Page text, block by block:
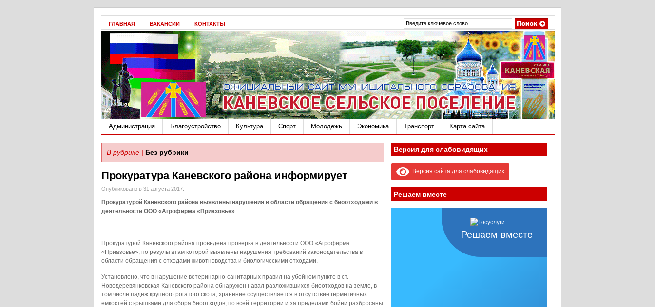
ГЛАВНАЯ ВАКАНСИИ КОНТАКТЫ
Администрация Благоустройство Культура Спорт Молодежь Экономика Транспорт Карта сайта
В рубрике | Без рубрики
Прокуратура Каневского района информирует
Опубликовано в 31 августа 2017.
Прокуратурой Каневского района выявлены нарушения в области обращения с биоотходами в
деятельности ООО «Агрофирма «Приазовье»
Прокуратурой Каневского района проведена проверка в деятельности ООО «Агрофирма
«Приазовье», по результатам которой выявлены нарушения требований законодательства в
области обращения с отходами животноводства и биологическими отходами.
Установлено, что в нарушение ветеринарно-санитарных правил на убойном пункте в ст.
Новодеревянковская Каневского района обнаружен навал разложившихся биоотходов на земле, в
том числе падеж крупного рогатого скота, хранение осуществляется в отсутствие герметичных
емкостей с крышками для сбора биоотходов, по всей территории и за пределами бойни разбросаны
Версия для слабовидящих
Версия сайта для слабовидящих
Решаем вместе
Решаем вместе